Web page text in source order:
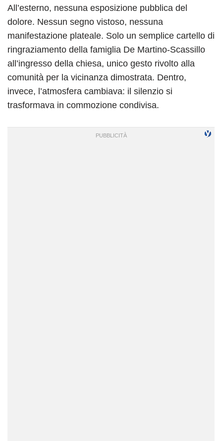
All’esterno, nessuna esposizione pubblica del
dolore. Nessun segno vistoso, nessuna
manifestazione plateale. Solo un semplice cartello di
ringraziamento della famiglia De Martino-Scassillo
all’ingresso della chiesa, unico gesto rivolto alla
comunità per la vicinanza dimostrata. Dentro,
invece, l’atmosfera cambiava: il silenzio si
trasformava in commozione condivisa.